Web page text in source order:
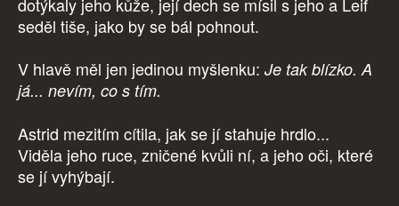
dotýkaly jeho kůže, její dech se mísil s jeho a Leif
seděl tiše, jako by se bál pohnout.
V hlavě měl jen jedinou myšlenku: Je tak blízko. A
já... nevím, co s tím.
Astrid mezitím cítila, jak se jí stahuje hrdlo...
Viděla jeho ruce, zničené kvůli ní, a jeho oči, které
se jí vyhýbají.